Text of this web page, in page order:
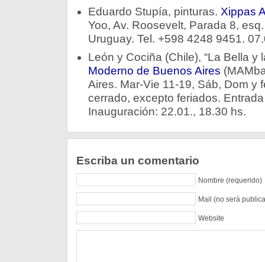
Eduardo Stupía, pinturas. Xippas
Yoo, Av. Roosevelt, Parada 8,
Uruguay. Tel. +598 4248 9451.
León y Cociña (Chile), “La Bella y
Moderno de Buenos Aires
Aires. Mar-Vie 11-19, Sáb, Dom y
cerrado, excepto feriados.
Inauguración: 22.01., 18.30 hs.
Escriba un comentario
Nombre (requerido)
Mail (no será
Website